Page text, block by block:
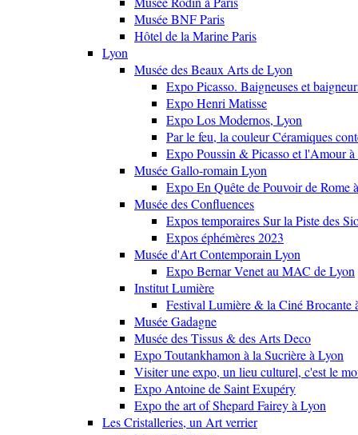
Musée BNF Paris
Hôtel de la Marine Paris
Lyon
Musée des Beaux Arts de Lyon
Expo Picasso. Baigneuses et
Expo Henri Matisse
Expo Los Modernos, Lyon
Par le feu, la couleur Céramiques
Expo Poussin & Picasso et l'Amour
Musée Gallo-romain Lyon
Expo En Quête de Pouvoir de Rome
Musée des Confluences
Expos temporaires Sur la Piste des
Expos éphémères 2023
Musée d'Art Contemporain Lyon
Expo Bernar Venet au MAC de Lyon
Institut Lumière
Festival Lumière & la Ciné Brocante
Musée Gadagne
Musée des Tissus & des Arts Deco
Expo Toutankhamon à la Sucrière à Lyon
Visiter une expo, un lieu culturel, c'est le
Expo Antoine de Saint Exupéry
Expo the art of Shepard Fairey à Lyon
Les Cristalleries, un Art verrier